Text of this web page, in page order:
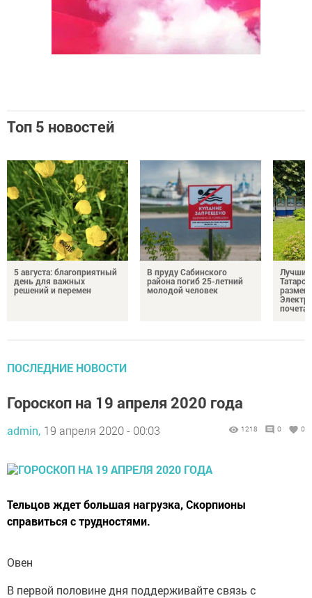
Топ 5 новостей
5 августа: благоприятный
день для важных
решений и перемен
В пруду Сабинского
района погиб 25-летний
молодой человек
Лучших
почета
ПОСЛЕДНИЕ НОВОСТИ
Гороскоп на 19 апреля 2020 года
admin, 19 апреля 2020 - 00:03 1218 0 0
Тельцов ждет большая нагрузка, Скорпионы
справиться с трудностями.
Овен
В первой половине дня поддерживайте связь с